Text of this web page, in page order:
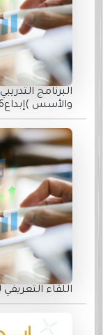
البرنامج
والأسس )إبداع2026
اللقاء التعريفي